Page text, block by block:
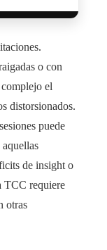
o con
el
distorsionados.
puede
de insight o
TCC requiere
otras